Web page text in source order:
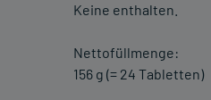
Keine enthalten.
Nettofüllmenge:
156 g (= 24 Tabletten)